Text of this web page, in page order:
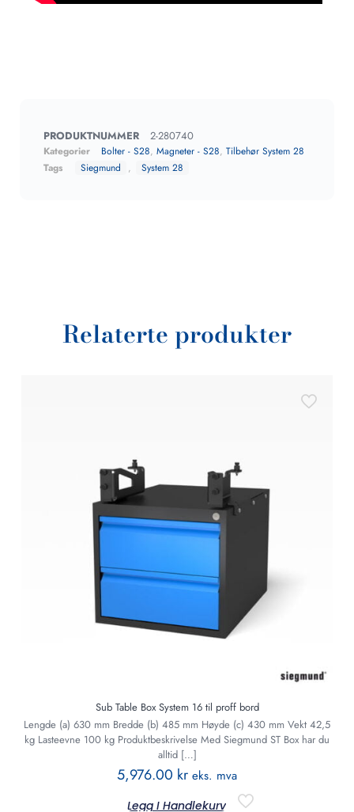
PRODUKTNUMMER 2-280740
Kategorier Bolter - S28, Magneter - S28, Tilbehør System 28
Tags
Siegmund , System 28
Relaterte produkter
Sub Table Box System 16 til proff bord
Lengde (a) 630 mm Bredde (b) 485 mm Høyde (c) 430 mm Vekt 42,5
kg Lasteevne 100 kg Produktbeskrivelse Med Siegmund ST Box har du
alltid[…]
5,976.00 kr eks. mva
Legg I Handlekurv